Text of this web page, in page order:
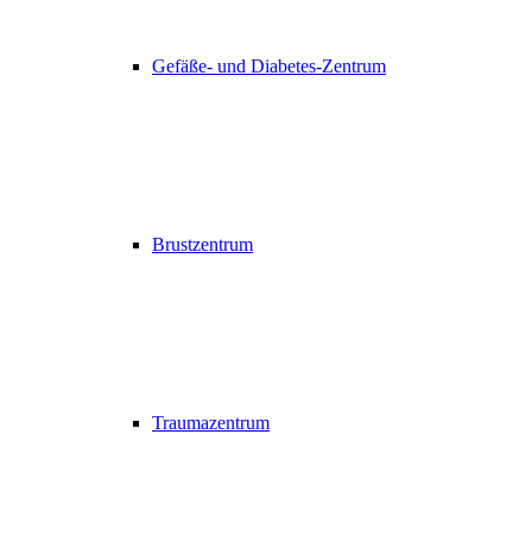
Gefäße- und Diabetes-Zentrum
Brustzentrum
Traumazentrum